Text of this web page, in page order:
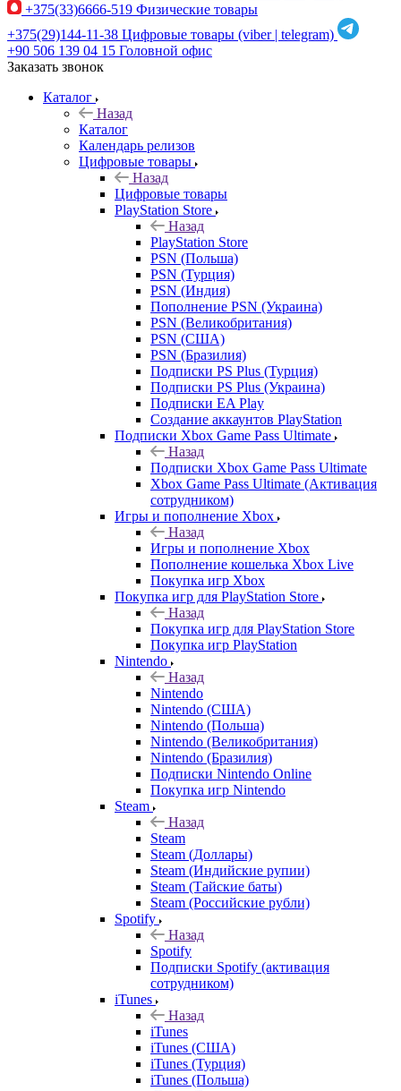
+375(33)6666-519 Физические товары
+375(29)144-11-38 Цифровые товары (viber | telegram)
+90 506 139 04 15 Головной офис
Заказать звонок
Каталог
Назад
Каталог
Календарь релизов
Цифровые товары
Назад
Цифровые товары
PlayStation Store
Назад
PlayStation Store
PSN (Польша)
PSN (Турция)
PSN (Индия)
Пополнение PSN (Украина)
PSN (Великобритания)
PSN (США)
PSN (Бразилия)
Подписки PS Plus (Турция)
Подписки PS Plus (Украина)
Подписки EA Play
Создание аккаунтов PlayStation
Подписки Xbox Game Pass Ultimate
Назад
Подписки Xbox Game Pass Ultimate
Xbox Game Pass Ultimate (Активация
сотрудником)
Игры и пополнение Xbox
Назад
Игры и пополнение Xbox
Пополнение кошелька Xbox Live
Покупка игр Xbox
Покупка игр для PlayStation Store
Назад
Покупка игр для PlayStation Store
Покупка игр PlayStation
Nintendo
Назад
Nintendo
Nintendo (США)
Nintendo (Польша)
Nintendo (Великобритания)
Nintendo (Бразилия)
Подписки Nintendo Online
Покупка игр Nintendo
Steam
Назад
Steam
Steam (Доллары)
Steam (Индийские рупии)
Steam (Тайские баты)
Steam (Российские рубли)
Spotify
Назад
Spotify
Подписки Spotify (активация
сотрудником)
iTunes
Назад
iTunes
iTunes (США)
iTunes (Турция)
iTunes (Польша)